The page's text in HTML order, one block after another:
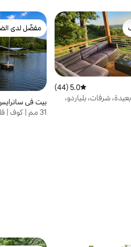
لدى الضيوف
متوسط التقييم 5.0 من 5، 44 مراجعات
5.0 (44)
شرفات، بلياردو،
مفضّل لدى
مفضّل لدى
بيت في
31 مم | كوف |